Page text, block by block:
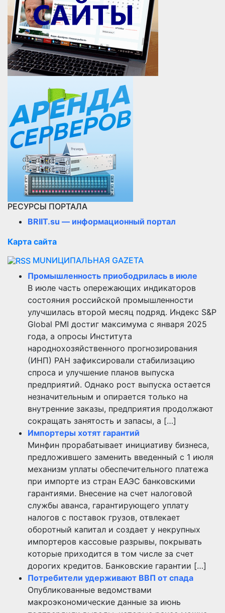
РЕСУРСЫ ПОРТАЛА
BRIIT.su — информационный портал
Карта сайта
MUNИЦИПАЛЬНАЯ GAZЕТА
Промышленность приободрилась в июле
В июле часть опережающих индикаторов
состояния российской промышленности
улучшилась второй месяц подряд. Индекс S&P
Global PMI достиг максимума с января 2025
года, а опросы Института
народнохозяйственного прогнозирования
(ИНП) РАН зафиксировали стабилизацию
спроса и улучшение планов выпуска
предприятий. Однако рост выпуска остается
незначительным и опирается только на
внутренние заказы, предприятия продолжают
сокращать занятость и запасы, а […]
Импортеры хотят гарантий
Минфин прорабатывает инициативу бизнеса,
предложившего заменить введенный с 1 июля
механизм уплаты обеспечительного платежа
при импорте из стран ЕАЭС банковскими
гарантиями. Внесение на счет налоговой
службы аванса, гарантирующего уплату
налогов с поставок грузов, отвлекает
оборотный капитал и создает у некрупных
импортеров кассовые разрывы, покрывать
которые приходится в том числе за счет
дорогих кредитов. Банковские гарантии […]
Потребители удерживают ВВП от спада
Опубликованные ведомствами
макроэкономические данные за июнь